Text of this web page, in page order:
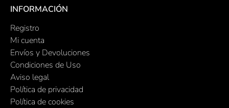
INFORMACIÓN
Registro
Mi cuenta
Envíos y Devoluciones
Condiciones de Uso
Aviso legal
Política de privacidad
Política de cookies